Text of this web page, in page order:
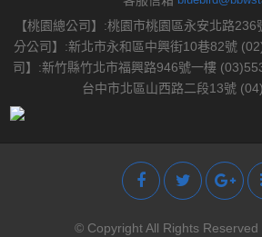
【桃園總公司】:桃園市桃園區永安北路
分公司】:新北市永和區中興街10巷82號
司】:新竹縣竹北市福興路946號一樓
台中市北區山西路二段13號
© Copyright All Rights Reserved